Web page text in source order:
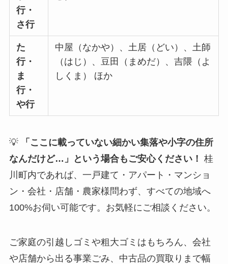
行・
さ行
た
行・
ま
行・
や行
中屋（なかや）、土居（どい）、土師
（はじ）、豆田（まめだ）、吉隈（よ
しくま） ほか
💡
「ここに載っていない細かい集落や小字の住所
なんだけど…」という場合もご安心ください！ 桂
川町内であれば、一戸建て・アパート・マンショ
ン・会社・店舗・農家様問わず、すべての地域へ
100%お伺い可能です。お気軽にご相談ください。
ご家庭の引越しゴミや粗大ゴミはもちろん、会社
や店舗から出る事業ごみ、中古品の買取りまで幅